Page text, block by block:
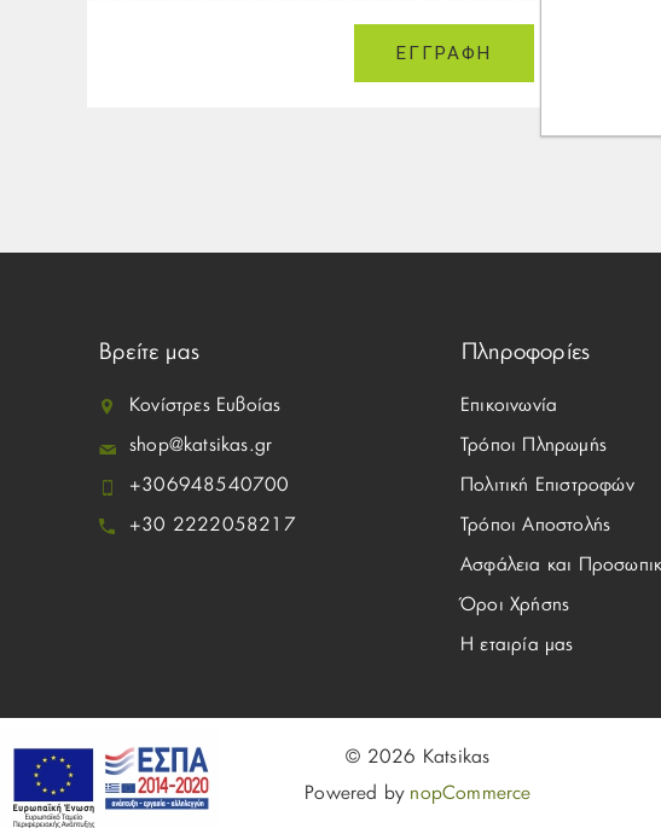
Βρείτε μας
Κονίστρες Ευβοίας
shop@katsikas.gr
+306948540700
+30 2222058217
Πληροφορίες
Επικοινωνία
Τρόποι Πληρωμής
Πολιτική Επιστροφών
Τρόποι Αποστολής
Ασφάλεια και
Όροι Χρήσης
Η εταιρία μας
© 2026 Katsikas
Powered by nopCommerce